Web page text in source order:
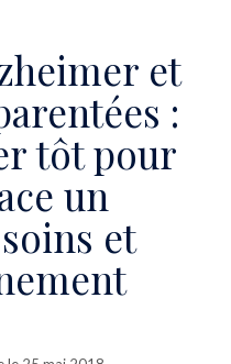
et
:
tôt pour
un
et